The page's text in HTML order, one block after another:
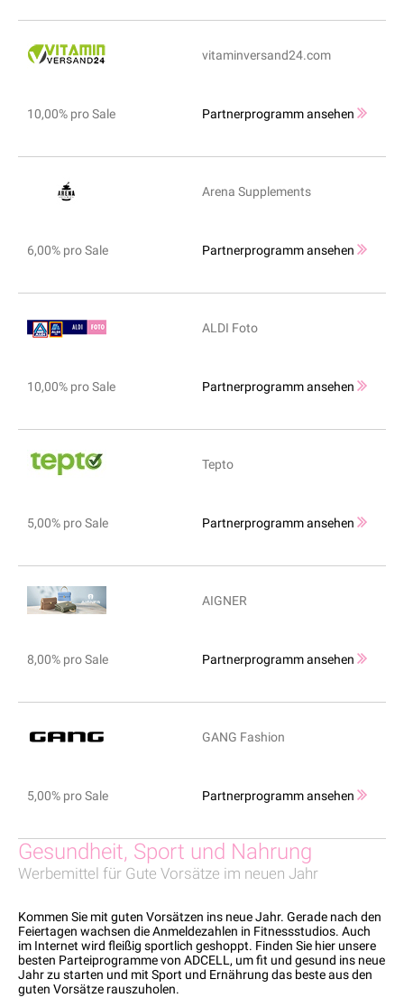
vitaminversand24.com
10,00% pro Sale Partnerprogramm ansehen
Arena Supplements
6,00% pro Sale Partnerprogramm ansehen
ALDI Foto
10,00% pro Sale Partnerprogramm ansehen
Tepto
5,00% pro Sale Partnerprogramm ansehen
AIGNER
8,00% pro Sale Partnerprogramm ansehen
GANG Fashion
5,00% pro Sale Partnerprogramm ansehen
Gesundheit, Sport und Nahrung
Werbemittel für Gute Vorsätze im neuen Jahr
Kommen Sie mit guten Vorsätzen ins neue Jahr. Gerade nach den
Feiertagen wachsen die Anmeldezahlen in Fitnessstudios. Auch
im Internet wird fleißig sportlich geshoppt. Finden Sie hier unsere
besten Parteiprogramme von ADCELL, um fit und gesund ins neue
Jahr zu starten und mit Sport und Ernährung das beste aus den
guten Vorsätze rauszuholen.